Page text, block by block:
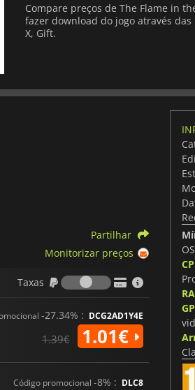
Compare preços de The Flame in
fazer download do jogo através
X, Gift.
Partilhar
Monitorizar preços
Taxas
Taxas
-27.34% : DCG2AD1Y4E
1.39€ 1.01€
Código promocional -8% : DLC8